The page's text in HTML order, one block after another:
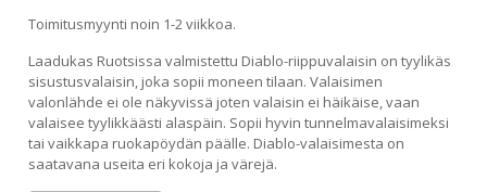
Toimitusmyynti noin 1-2 viikkoa.
Laadukas Ruotsissa valmistettu Diablo-riippuvalaisin on tyylikäs
sisustusvalaisin, joka sopii moneen tilaan. Valaisimen
valonlähde ei ole näkyvissä joten valaisin ei häikäise, vaan
valaisee tyylikkäästi alaspäin. Sopii hyvin tunnelmavalaisimeksi
tai vaikkapa ruokapöydän päälle. Diablo-valaisimesta on
saatavana useita eri kokoja ja värejä.